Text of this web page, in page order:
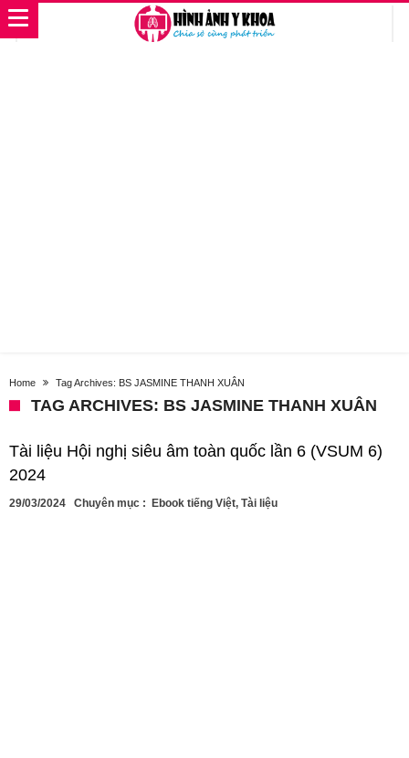
Home Tag Archives: BS JASMINE THANH XUÂN
TAG ARCHIVES: BS JASMINE THANH XUÂN
Tài liệu Hội nghị siêu âm toàn quốc lần 6 (VSUM 6)
2024
29/03/2024 Chuyên mục : Ebook tiếng Việt, Tài liệu